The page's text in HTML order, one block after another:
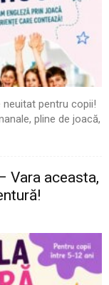
pentru copii!
pline de joacă,
Vara aceasta,